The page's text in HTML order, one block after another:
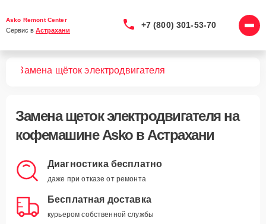
Asko Remont Center
Сервис в Астрахани
+7 (800) 301-53-70
Замена щёток электродвигателя
Замена щеток электродвигателяна
кофемашине Asko в Астрахани
Диагностика бесплатно
даже при отказе от ремонта
Бесплатная доставка
курьером собственной службы